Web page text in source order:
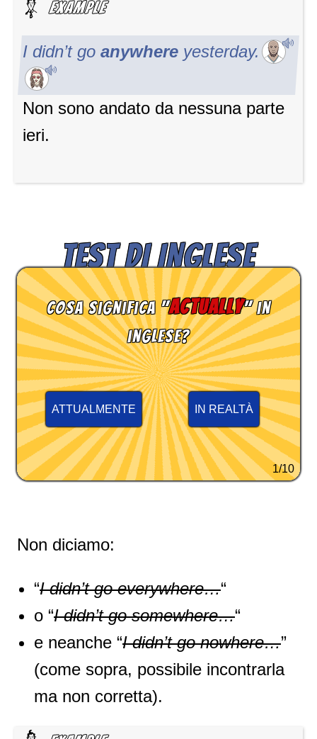
I didn’t go anywhere yesterday.
Non sono andato da nessuna parte
ieri.
TEST DI INGLESE
Cosa significa "actually" in
inglese?
ATTUALMENTE IN REALTÀ
1/10
Non diciamo:
“I didn’t go everywhere…“
o “I didn’t go somewhere…“
e neanche “I didn’t go nowhere…”
(come sopra, possibile incontrarla
ma non corretta).